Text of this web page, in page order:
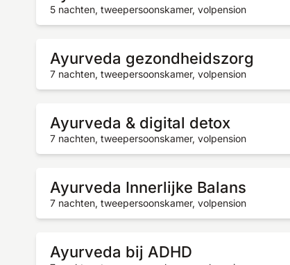
5 nachten, tweepersoonskamer, volpension
Ayurveda gezondheidszorg
7 nachten, tweepersoonskamer, volpension
Ayurveda & digital detox
7 nachten, tweepersoonskamer, volpension
Ayurveda Innerlijke Balans
7 nachten, tweepersoonskamer, volpension
Ayurveda bij ADHD